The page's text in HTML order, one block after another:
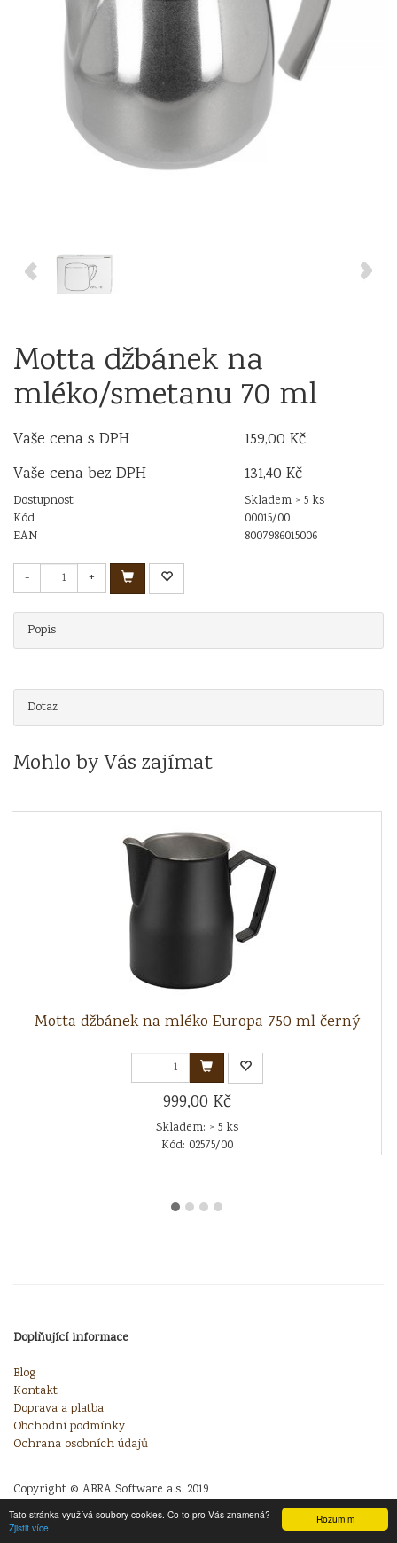
Rozumím
Tato stránka využívá soubory cookies. Co to pro Vás znamená?
Zjistit více
Motta džbánek na
mléko/smetanu 70 ml
Vaše cena s DPH
159,00 Kč
Vaše cena bez DPH
131,40 Kč
Dostupnost
Skladem > 5 ks
Kód
00015/00
EAN
8007986015006
- +
Popis
Dotaz
Mohlo by Vás zajímat
Motta džbánek na mléko Europa 750 ml černý
999,00 Kč
Skladem: > 5 ks
Kód: 02575/00
Doplňující informace
Blog
Kontakt
Doprava a platba
Obchodní podmínky
Ochrana osobních údajů
Copyright © ABRA Software a.s. 2019